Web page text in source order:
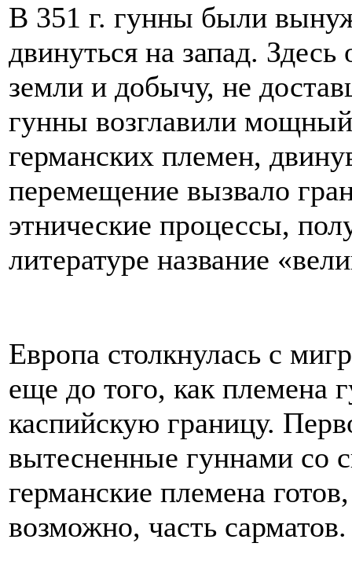
В 351 г. гунны были
двинуться на запад.
земли и добычу, не
гунны возглавили
германских племен,
перемещение вызвало
этнические процессы,
литературе название
Европа столкнулась с
еще до того, как племена
каспийскую границу.
вытесненные гуннами со
германские племена
возможно, часть сарматов.